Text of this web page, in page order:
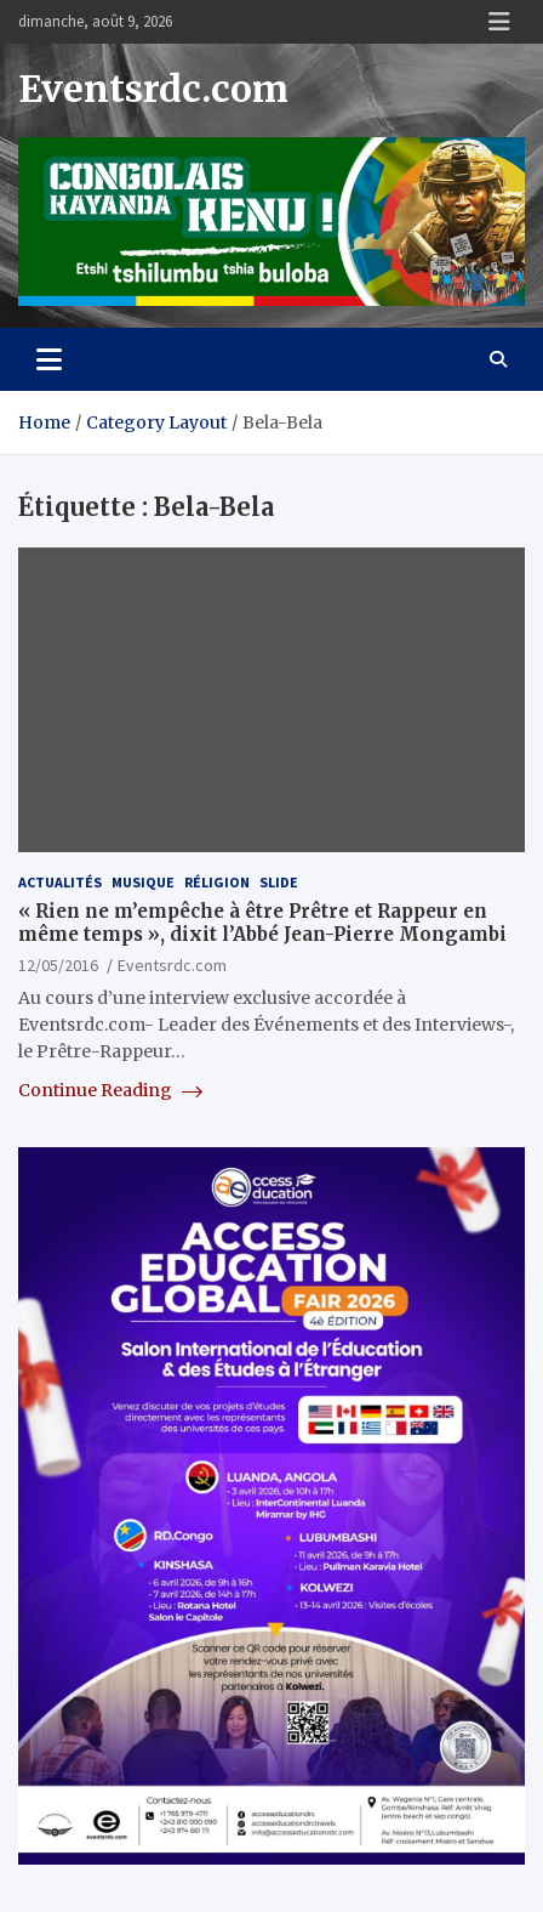
Skip
content
dimanche, août 9, 2026
Eventsrdc.com
Home Category Layout Bela-Bela
Étiquette : Bela-Bela
ACTUALITÉS MUSIQUE RÉLIGION SLIDE
« Rien ne m’empêche à être Prêtre et Rappeur en
même temps », dixit l’Abbé Jean-Pierre Mongambi
12/05/2016
Eventsrdc.com
Au cours d’une interview exclusive accordée à
Eventsrdc.com- Leader des Événements et des Interviews-,
le Prêtre-Rappeur…
Continue Reading